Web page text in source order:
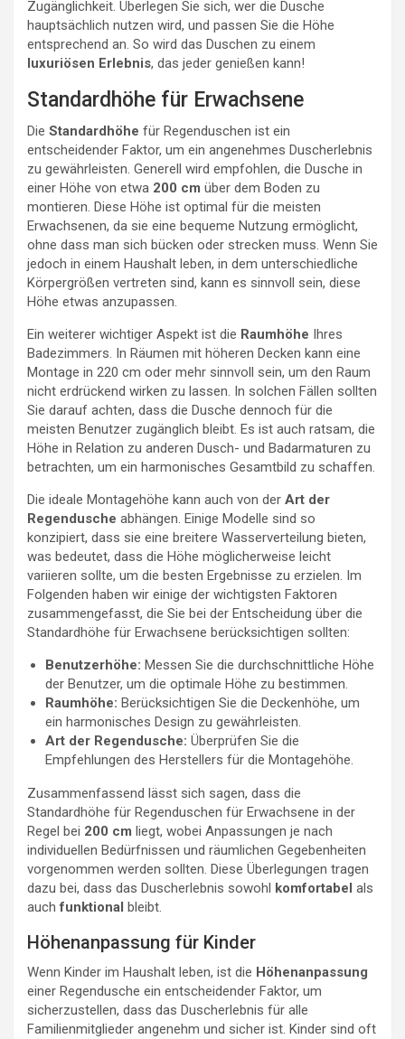
Zugänglichkeit. Überlegen Sie sich, wer die Dusche
hauptsächlich nutzen wird, und passen Sie die Höhe
entsprechend an. So wird das Duschen zu einem
luxuriösen Erlebnis, das jeder genießen kann!
Standardhöhe für Erwachsene
Die Standardhöhe für Regenduschen ist ein
entscheidender Faktor, um ein angenehmes Duscherlebnis
zu gewährleisten. Generell wird empfohlen, die Dusche in
einer Höhe von etwa 200 cm über dem Boden zu
montieren. Diese Höhe ist optimal für die meisten
Erwachsenen, da sie eine bequeme Nutzung ermöglicht,
ohne dass man sich bücken oder strecken muss. Wenn Sie
jedoch in einem Haushalt leben, in dem unterschiedliche
Körpergrößen vertreten sind, kann es sinnvoll sein, diese
Höhe etwas anzupassen.
Ein weiterer wichtiger Aspekt ist die Raumhöhe Ihres
Badezimmers. In Räumen mit höheren Decken kann eine
Montage in 220 cm oder mehr sinnvoll sein, um den Raum
nicht erdrückend wirken zu lassen. In solchen Fällen sollten
Sie darauf achten, dass die Dusche dennoch für die
meisten Benutzer zugänglich bleibt. Es ist auch ratsam, die
Höhe in Relation zu anderen Dusch- und Badarmaturen zu
betrachten, um ein harmonisches Gesamtbild zu schaffen.
Die ideale Montagehöhe kann auch von der Art der
Regendusche abhängen. Einige Modelle sind so
konzipiert, dass sie eine breitere Wasserverteilung bieten,
was bedeutet, dass die Höhe möglicherweise leicht
variieren sollte, um die besten Ergebnisse zu erzielen. Im
Folgenden haben wir einige der wichtigsten Faktoren
zusammengefasst, die Sie bei der Entscheidung über die
Standardhöhe für Erwachsene berücksichtigen sollten:
Benutzerhöhe: Messen Sie die durchschnittliche Höhe
der Benutzer, um die optimale Höhe zu bestimmen.
Raumhöhe: Berücksichtigen Sie die Deckenhöhe, um
ein harmonisches Design zu gewährleisten.
Art der Regendusche: Überprüfen Sie die
Empfehlungen des Herstellers für die Montagehöhe.
Zusammenfassend lässt sich sagen, dass die
Standardhöhe für Regenduschen für Erwachsene in der
Regel bei 200 cm liegt, wobei Anpassungen je nach
individuellen Bedürfnissen und räumlichen Gegebenheiten
vorgenommen werden sollten. Diese Überlegungen tragen
dazu bei, dass das Duscherlebnis sowohl komfortabel als
auchfunktional bleibt.
Höhenanpassung für Kinder
Wenn Kinder im Haushalt leben, ist die Höhenanpassung
einer Regendusche ein entscheidender Faktor, um
sicherzustellen, dass das Duscherlebnis für alle
Familienmitglieder angenehm und sicher ist. Kinder sind oft